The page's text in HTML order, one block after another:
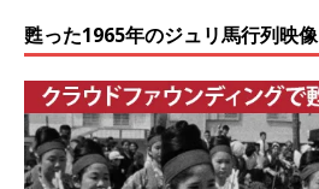
甦った1965年のジュリ馬行列映像